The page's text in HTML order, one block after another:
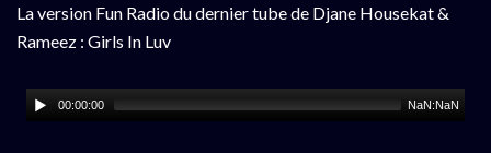
La version Fun Radio du dernier tube de Djane Housekat &
Rameez : Girls In Luv
00:00:00 NaN:NaN